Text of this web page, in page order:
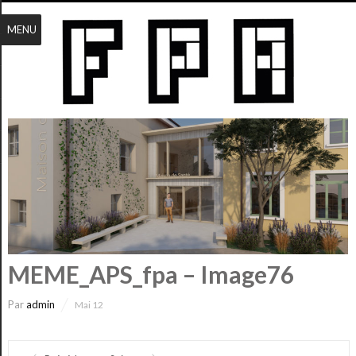
MEME_APS_fpa – Image76
Paradmin Mai 12
MENU